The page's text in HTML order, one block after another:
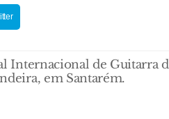
Internacional de Guitarra
em Santarém.